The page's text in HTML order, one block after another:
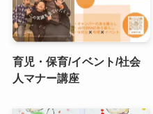
育児・保育/イベント/社会
人マナー講座